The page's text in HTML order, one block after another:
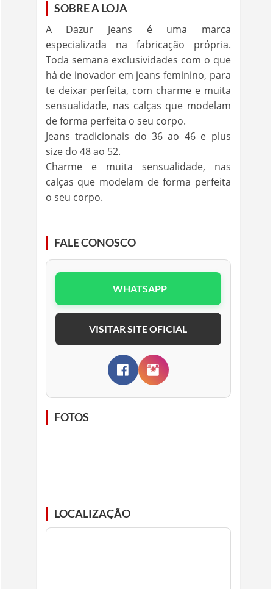
SOBRE A LOJA
A Dazur Jeans é uma marca
especializada na fabricação própria.
Toda semana exclusividades com o que
há de inovador em jeans feminino, para
te deixar perfeita, com charme e muita
sensualidade, nas calças que modelam
de forma perfeita o seu corpo.
Jeans tradicionais do 36 ao 46 e plus
size do 48 ao 52.
Charme e muita sensualidade, nas
calças que modelam de forma perfeita
o seu corpo.
FALE CONOSCO
WHATSAPP
VISITAR SITE OFICIAL
FOTOS
LOCALIZAÇÃO